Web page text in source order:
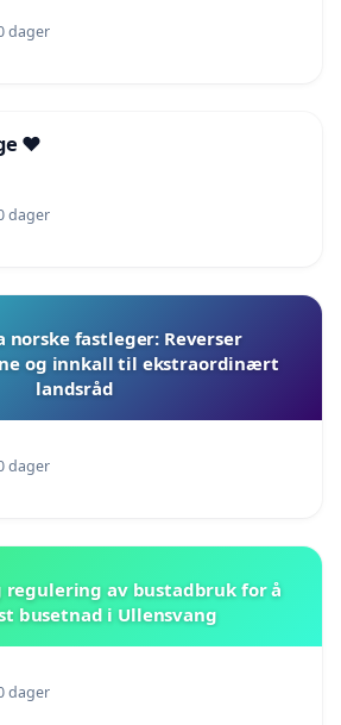
dager
❤️
dager
norske fastleger: Reverser
og innkall til ekstraordinært
landsråd
dager
regulering av bustadbruk for å
busetnad i Ullensvang
dager